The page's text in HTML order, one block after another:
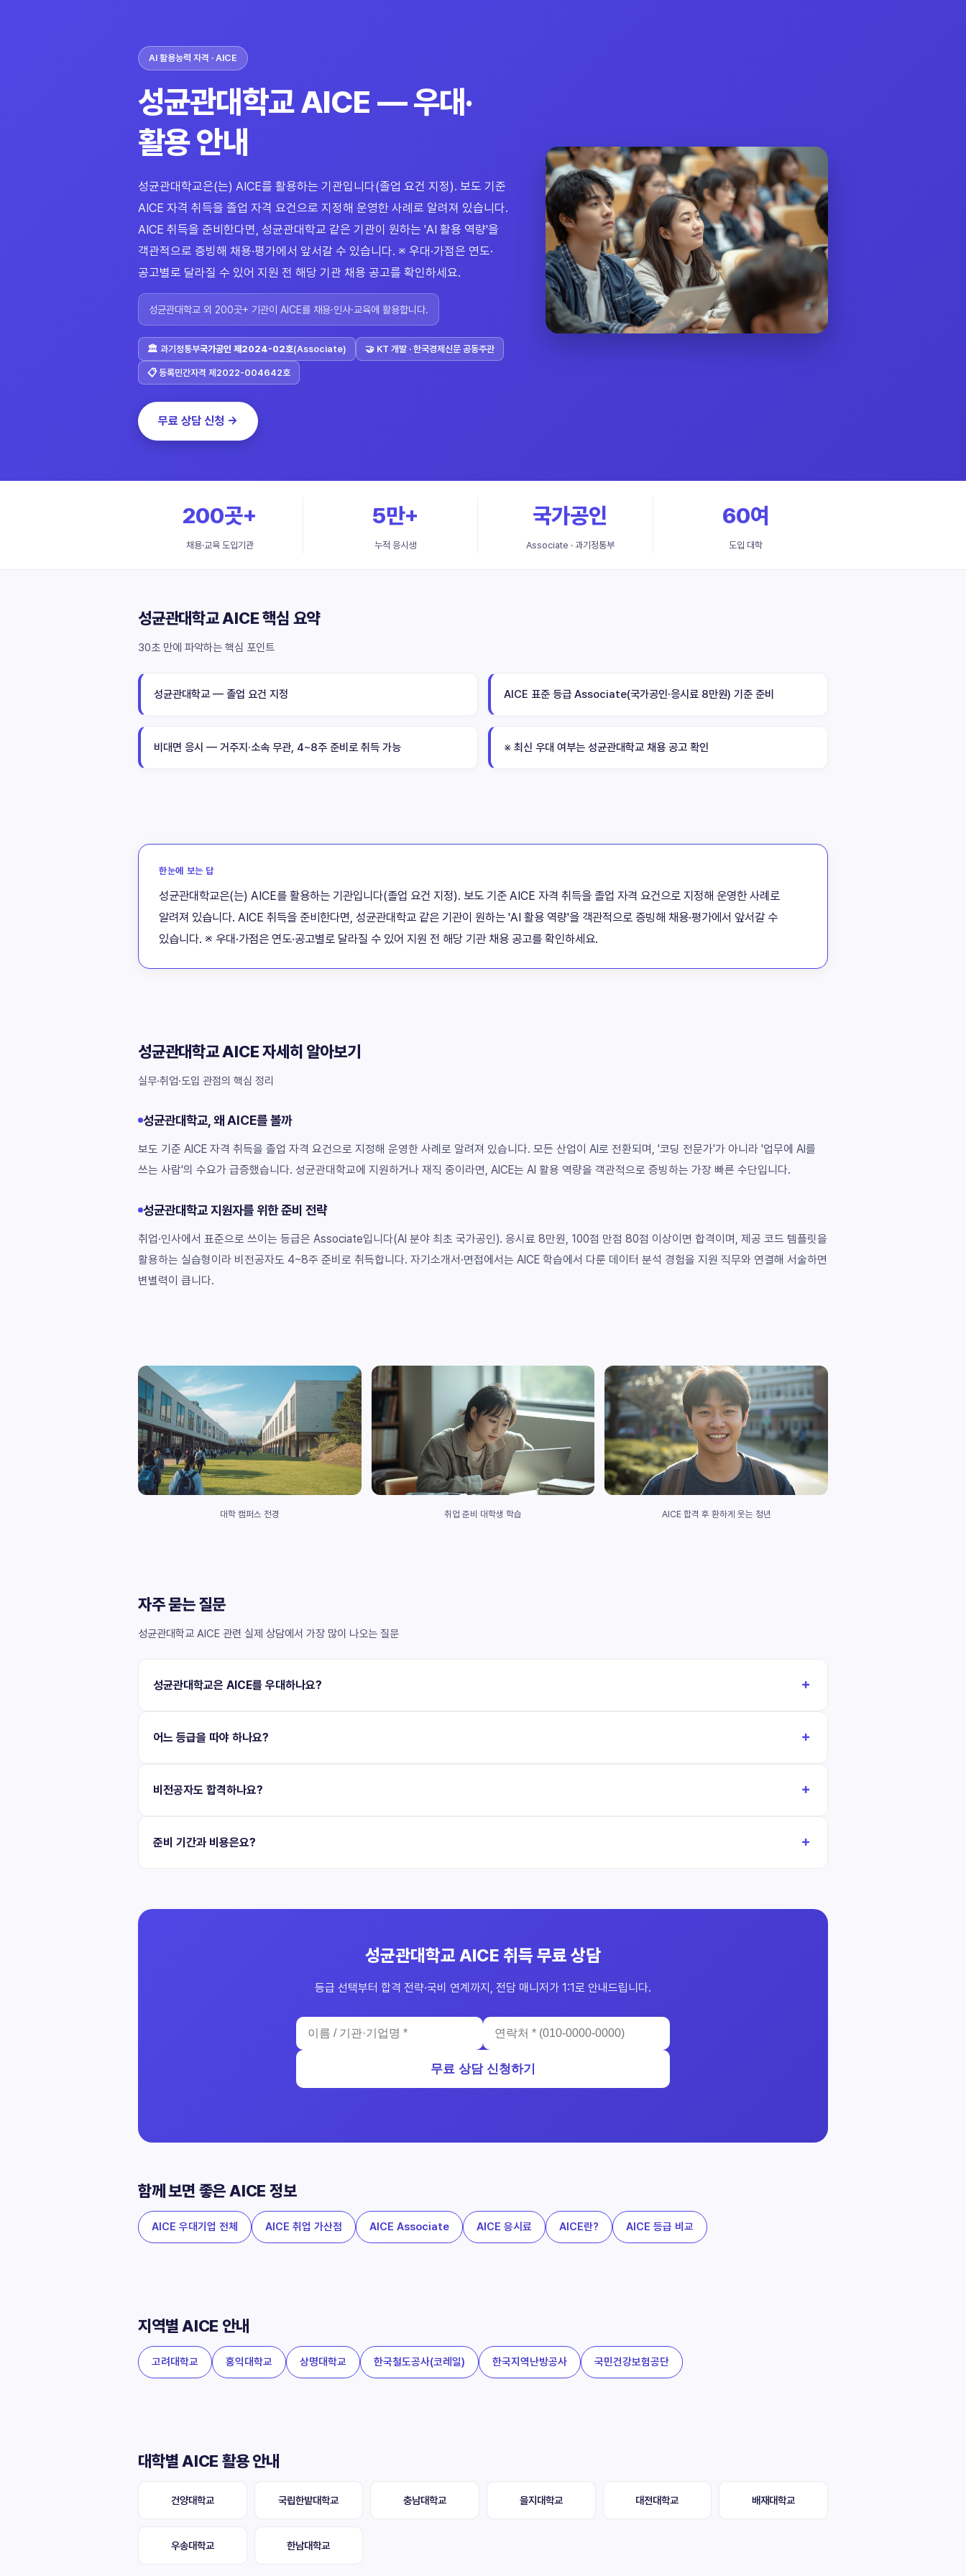
AI 활용능력 자격 · AICE
성균관대학교 AICE — 우대·
활용 안내
성균관대학교은(는) AICE를 활용하는 기관입니다(졸업 요건 지정). 보도 기준
AICE 자격 취득을 졸업 자격 요건으로 지정해 운영한 사례로 알려져 있습니다.
AICE 취득을 준비한다면, 성균관대학교 같은 기관이 원하는 'AI 활용 역량'을
객관적으로 증빙해 채용·평가에서 앞서갈 수 있습니다. ※ 우대·가점은 연도·
공고별로 달라질 수 있어 지원 전 해당 기관 채용 공고를 확인하세요.
성균관대학교 외 200곳+ 기관이 AICE를 채용·인사·교육에 활용합니다.
🏛 과기정통부국가공인 제2024-02호(Associate) 🤝 KT 개발 · 한국경제신문 공동주관
📋 등록민간자격 제2022-004642호
무료 상담 신청 →
200곳+
채용·교육 도입기관
5만+
누적 응시생
국가공인
Associate · 과기정통부
60여
도입 대학
성균관대학교 AICE 핵심 요약
30초 만에 파악하는 핵심 포인트
성균관대학교 — 졸업 요건 지정 AICE 표준 등급 Associate(국가공인·응시료 8만원) 기준 준비
비대면 응시 — 거주지·소속 무관, 4~8주 준비로 취득 가능 ※ 최신 우대 여부는 성균관대학교 채용 공고 확인
한눈에 보는 답
성균관대학교은(는) AICE를 활용하는 기관입니다(졸업 요건 지정). 보도 기준 AICE 자격 취득을 졸업 자격 요건으로 지정해 운영한 사례로
알려져 있습니다. AICE 취득을 준비한다면, 성균관대학교 같은 기관이 원하는 'AI 활용 역량'을 객관적으로 증빙해 채용·평가에서 앞서갈 수
있습니다. ※ 우대·가점은 연도·공고별로 달라질 수 있어 지원 전 해당 기관 채용 공고를 확인하세요.
성균관대학교 AICE 자세히 알아보기
실무·취업·도입 관점의 핵심 정리
성균관대학교, 왜 AICE를 볼까
보도 기준 AICE 자격 취득을 졸업 자격 요건으로 지정해 운영한 사례로 알려져 있습니다. 모든 산업이 AI로 전환되며, '코딩 전문가'가 아니라 '업무에 AI를
쓰는 사람'의 수요가 급증했습니다. 성균관대학교에 지원하거나 재직 중이라면, AICE는 AI 활용 역량을 객관적으로 증빙하는 가장 빠른 수단입니다.
성균관대학교 지원자를 위한 준비 전략
취업·인사에서 표준으로 쓰이는 등급은 Associate입니다(AI 분야 최초 국가공인). 응시료 8만원, 100점 만점 80점 이상이면 합격이며, 제공 코드 템플릿을
활용하는 실습형이라 비전공자도 4~8주 준비로 취득합니다. 자기소개서·면접에서는 AICE 학습에서 다룬 데이터 분석 경험을 지원 직무와 연결해 서술하면
변별력이 큽니다.
대학 캠퍼스 전경 취업 준비 대학생 학습 AICE 합격 후 환하게 웃는 청년
자주 묻는 질문
성균관대학교 AICE 관련 실제 상담에서 가장 많이 나오는 질문
성균관대학교은 AICE를 우대하나요?
어느 등급을 따야 하나요?
비전공자도 합격하나요?
준비 기간과 비용은요?
성균관대학교 AICE 취득 무료 상담
등급 선택부터 합격 전략·국비 연계까지, 전담 매니저가 1:1로 안내드립니다.
무료 상담 신청하기
함께 보면 좋은 AICE 정보
AICE 우대기업 전체 AICE 취업 가산점 AICE Associate AICE 응시료 AICE란? AICE 등급 비교
지역별 AICE 안내
고려대학교 홍익대학교 상명대학교 한국철도공사(코레일) 한국지역난방공사 국민건강보험공단
대학별 AICE 활용 안내
건양대학교 국립한밭대학교 충남대학교 을지대학교 대전대학교 배재대학교
우송대학교 한남대학교